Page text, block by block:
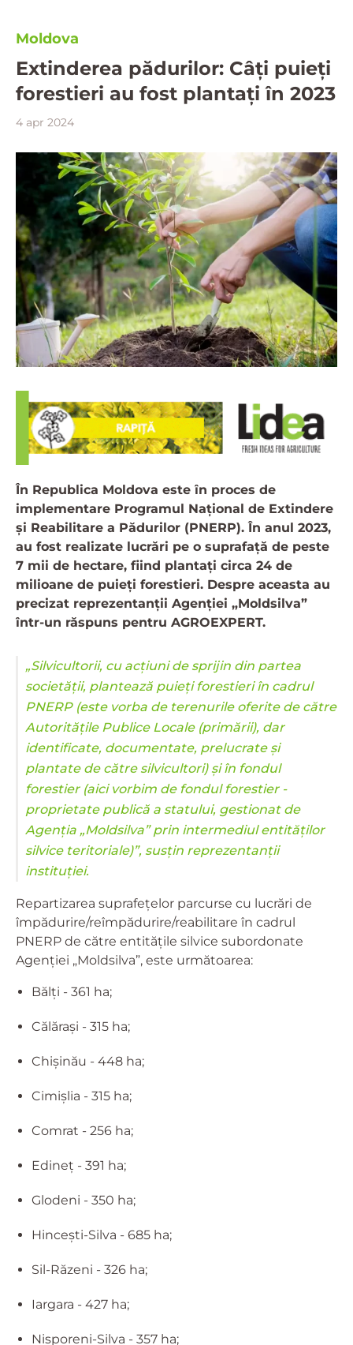
Moldova
Extinderea pădurilor: Câți puieți
forestieri au fost plantați în 2023
4 apr 2024
În Republica Moldova este în proces de
implementare Programul Național de Extindere
și Reabilitare a Pădurilor (PNERP). În anul 2023,
au fost realizate lucrări pe o suprafață de peste
7 mii de hectare, fiind plantați circa 24 de
milioane de puieți forestieri. Despre aceasta au
precizat reprezentanții Agenţiei „Moldsilva”
într-un răspuns pentru AGROEXPERT.
„Silvicultorii, cu acțiuni de sprijin din partea
societății, plantează puieți forestieri în cadrul
PNERP (este vorba de terenurile oferite de către
Autoritățile Publice Locale (primării), dar
identificate, documentate, prelucrate şi
plantate de către silvicultori) și în fondul
forestier (aici vorbim de fondul forestier -
proprietate publică a statului, gestionat de
Agenția „Moldsilva” prin intermediul entităților
silvice teritoriale)”, susțin reprezentanții
instituției.
Repartizarea suprafețelor parcurse cu lucrări de
împădurire/reîmpădurire/reabilitare în cadrul
PNERP de către entitățile silvice subordonate
Agenției „Moldsilva”, este următoarea:
Bălţi - 361 ha;
Călăraşi - 315 ha;
Chişinău - 448 ha;
Cimişlia - 315 ha;
Comrat - 256 ha;
Edineţ - 391 ha;
Glodeni - 350 ha;
Hinceşti-Silva - 685 ha;
Sil-Răzeni - 326 ha;
Iargara - 427 ha;
Nisporeni-Silva - 357 ha;